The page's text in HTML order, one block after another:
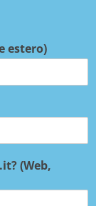
estero)
(Web,